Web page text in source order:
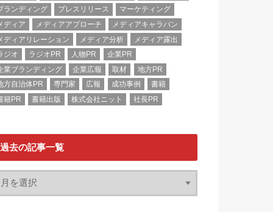
ランディング
プレスリリース
マーケティング
ディア
メディアアプローチ
メディアキャラバン
ディアリレーション
メディア分析
メディア露出
ジオ
ラジオPR 人物PR
企業PR
業ブランディング
企業広報 取材
地方PR
方自治体PR
専門家 広報 成功事例
書籍
籍PR
書籍出版 株式会社ニット 社長PR
過去の記事一覧